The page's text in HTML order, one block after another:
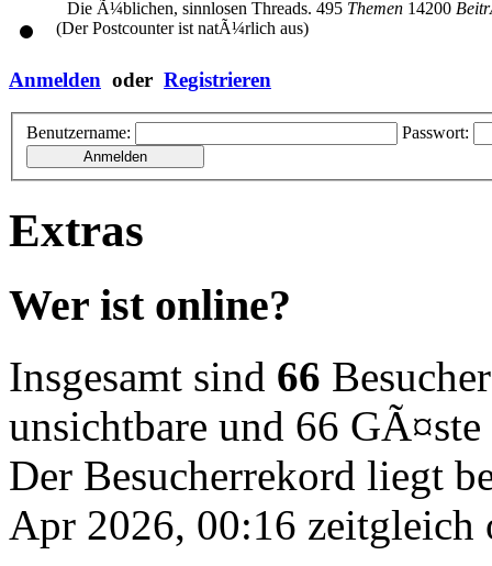
Die Ã¼blichen, sinnlosen Threads.
(Der Postcounter ist natÃ¼rlich aus)
495 Themen 14200
Anmelden oder Registrieren
Benutzername: Passwort:
Extras
Wer ist online?
Insgesamt sind 66
unsichtbare und 66 GÃ¤ste
Der Besucherrekord liegt
Apr 2026, 00:16 zeitgleich